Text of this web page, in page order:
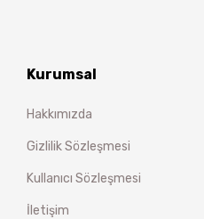
Kurumsal
Hakkımızda
Gizlilik Sözleşmesi
Kullanıcı Sözleşmesi
İletişim